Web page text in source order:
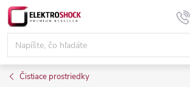
Prejsť
na
obsah
Čistiace prostriedky